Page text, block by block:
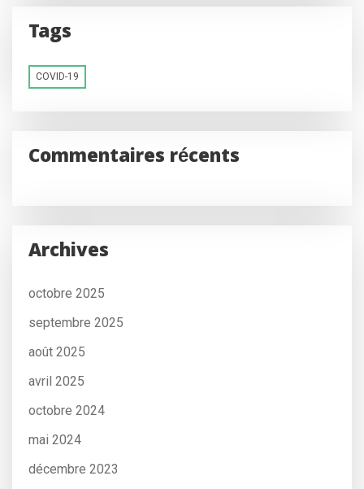
Tags
COVID-19
Commentaires récents
Archives
octobre 2025
septembre 2025
août 2025
avril 2025
octobre 2024
mai 2024
décembre 2023